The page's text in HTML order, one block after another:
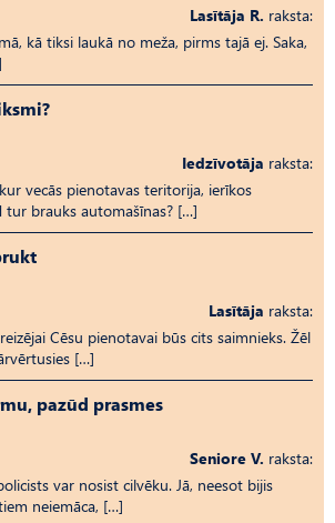
Lasītāja R. raksta:
kā tiksi laukā no meža, pirms tajā ej. Saka,
Iedzīvotāja raksta:
vecās pienotavas teritorija, ierīkos
brauks automašīnas? […]
Lasītāja raksta:
Cēsu pienotavai būs cits saimnieks. Žēl
[…]
pazūd prasmes
Seniore V. raksta:
var nosist cilvēku. Jā, neesot bijis
neiemāca, […]